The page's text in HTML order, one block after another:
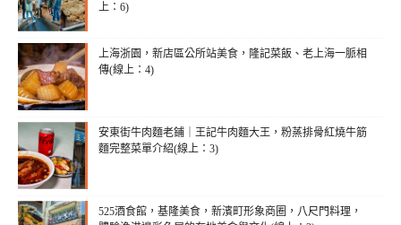
上：6)
上海浙園，新店區公所站美食，隆記菜飯、老上海一脈相
傳(線上：4)
安東街牛肉麵老鋪｜王記牛肉麵大王，粉蒸排骨紅燒牛筋
麵完整菜單介紹(線上：3)
525酒食館，基隆美食，新濱町形象商圈，八尺門料理，